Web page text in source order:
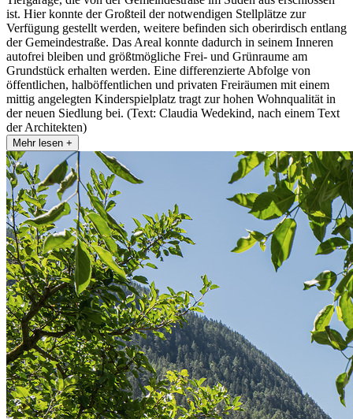
ist. Hier konnte der Großteil der notwendigen Stellplätze zur
Verfügung gestellt werden, weitere befinden sich oberirdisch entlang
der Gemeindestraße. Das Areal konnte dadurch in seinem Inneren
autofrei bleiben und größtmögliche Frei- und Grünraume am
Grundstück erhalten werden. Eine differenzierte Abfolge von
öffentlichen, halböffentlichen und privaten Freiräumen mit einem
mittig angelegten Kinderspielplatz tragt zur hohen Wohnqualität in
der neuen Siedlung bei. (Text: Claudia Wedekind, nach einem Text
der Architekten)
Mehr lesen +